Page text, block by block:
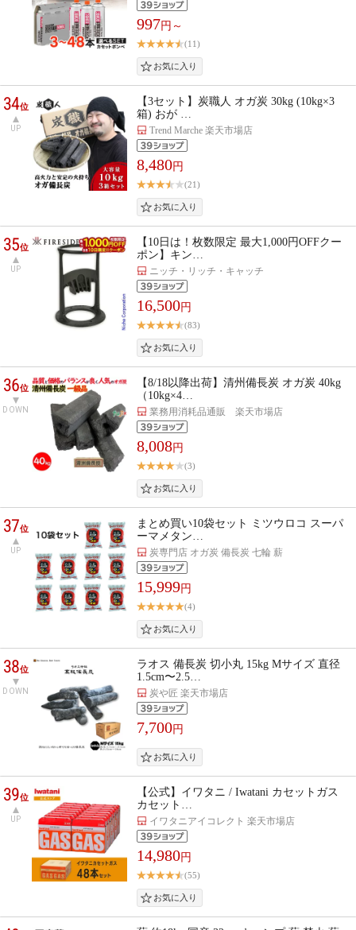
997円～
(11)
34位
UP
【3セット】炭職人 オガ炭 30kg (10kg×3
箱) おが …
Trend Marche 楽天市場店
8,480円
(21)
35位
UP
【10日は！枚数限定 最大1,000円OFFクー
ポン】キン…
ニッチ・リッチ・キャッチ
16,500円
(83)
36位
DOWN
【8/18以降出荷】清州備長炭 オガ炭 40kg
（10kg×4…
業務用消耗品通販 楽天市場店
8,008円
(3)
37位
UP
まとめ買い10袋セット ミツウロコ スーパ
ーマメタン…
炭専門店 オガ炭 備長炭 七輪 薪
15,999円
(4)
38位
DOWN
ラオス 備長炭 切小丸 15kg Mサイズ 直径
1.5cm〜2.5…
炭や匠 楽天市場店
7,700円
39位
UP
【公式】イワタニ / Iwatani カセットガス
カセット…
イワタニアイコレクト 楽天市場店
14,980円
(55)